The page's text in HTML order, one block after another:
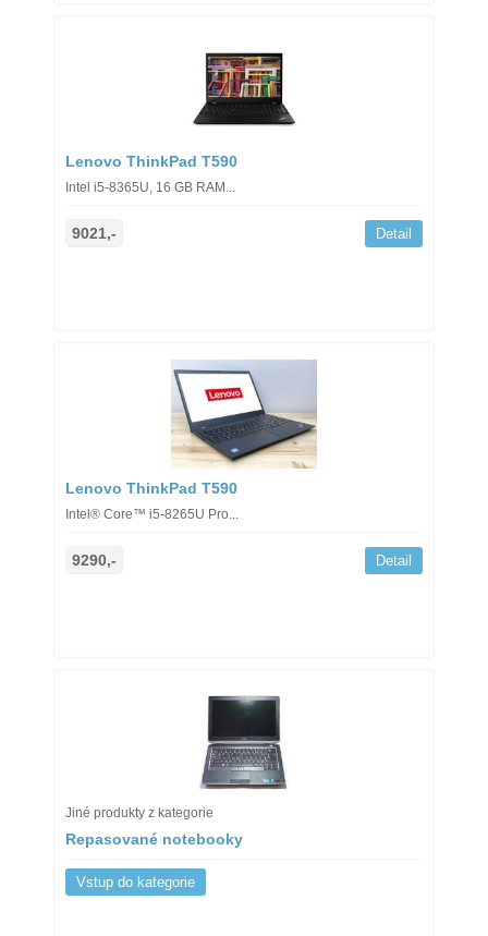
Lenovo ThinkPad T590
Intel i5-8365U, 16 GB RAM...
9021,- Detail
Lenovo ThinkPad T590
Intel® Core™ i5-8265U Pro...
9290,- Detail
Jiné produkty z kategorie
Repasované notebooky
Vstup do kategorie